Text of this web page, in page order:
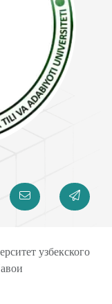
узбекского